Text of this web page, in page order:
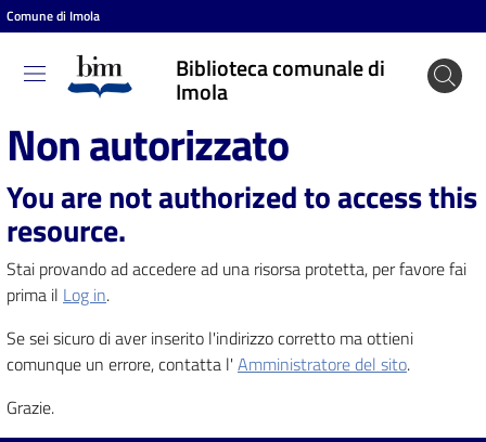
Vai al contenuto
Vai alla navigazione
Vai al footer
Comune di Imola
Biblioteca comunale di
Imola
Biblioteca
comunale
di Imola
Entra
Cosa
puoi
fare
Non autorizzato
You are not authorized to access this
resource.
Stai provando ad accedere ad una risorsa protetta, per favore fai
prima il Log in.
Se sei sicuro di aver inserito l'indirizzo corretto ma ottieni
comunque un errore, contatta l' Amministratore del sito.
Grazie.